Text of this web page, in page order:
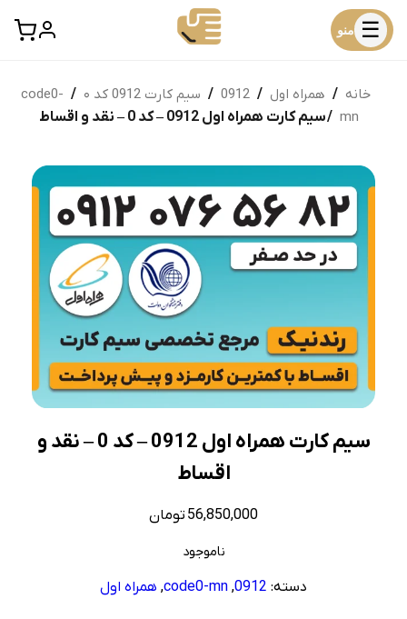
☰ منو
خانه / همراه اول /
0912
/ سیم کارت 0912 کد ۰ /
code0-
mn / سیم کارت همراه اول 0912 – کد 0 – نقد و اقساط
سیم کارت همراه اول 0912 – کد 0 – نقد و
اقساط
56,850,000 تومان
ناموجود
دسته: 0912
,
code0-mn
, همراه اول